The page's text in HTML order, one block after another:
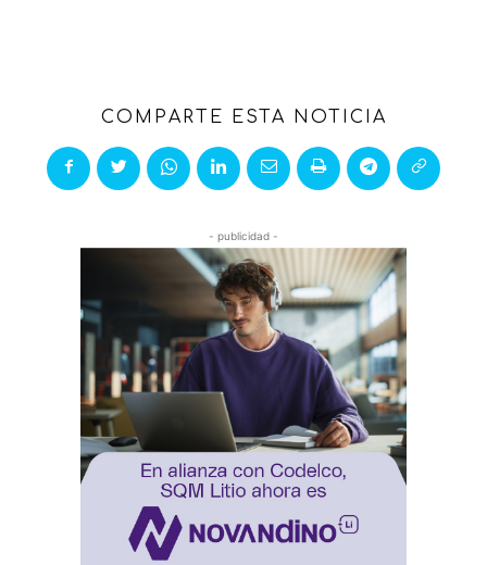
COMPARTE ESTA NOTICIA
- publicidad -